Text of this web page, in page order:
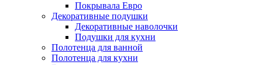
Покрывала Евро
Декоративные подушки
Декоративные наволочки
Подушки для кухни
Полотенца для ванной
Полотенца для кухни